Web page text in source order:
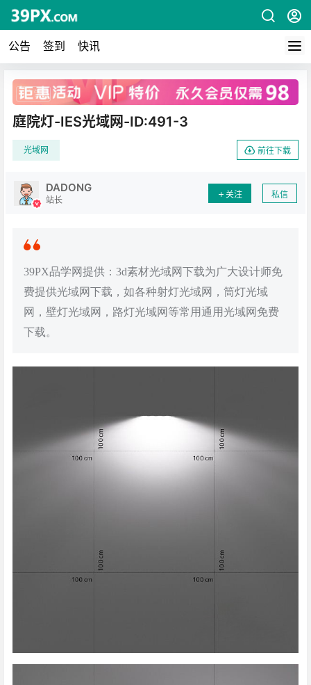
公告 签到 快讯
广告
庭院灯-IES光域网-ID:491-3
光域网 前往下载
DADONG
站长
关注 私信
39PX品学网提供：3d素材光域网下载为广大设计师免
费提供光域网下载，如各种射灯光域网，筒灯光域
网，壁灯光域网，路灯光域网等常用通用光域网免费
下载。